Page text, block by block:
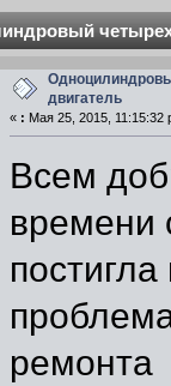
двигатель
« : Мая 25, 2015, 11:15:32
Всем
времени
ремонта